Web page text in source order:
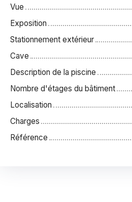
Vue
Exposition
Stationnement extérieur
Cave
Description de la piscine
Nombre d'étages du bâtiment
Localisation
Charges
Référence